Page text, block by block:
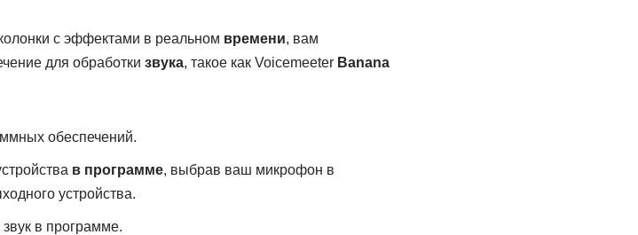
с эффектами в реальном времени, вам
для обработки звука, такое как Voicemeeter Banana
обеспечений.
в программе, выбрав ваш микрофон в
устройства.
в программе.